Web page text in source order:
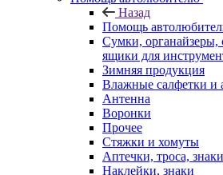
Назад
Помощь
Сумки, органайзеры,
ящики для
Зимняя продукция
Влажные салфетки и
Антенна
Воронки
Прочее
Стяжки и хомуты
Аптечки, троса, знаки
Наклейки, знаки